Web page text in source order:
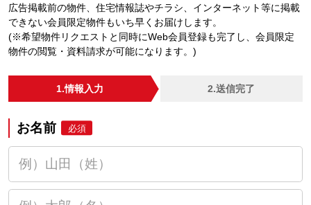
広告掲載前の物件、住宅情報誌やチラシ、インターネット等に掲載
できない会員限定物件もいち早くお届けします。
(※希望物件リクエストと同時にWeb会員登録も完了し、会員限定
物件の閲覧・資料請求が可能になります。)
1.情報入力 2.送信完了
お名前 必須